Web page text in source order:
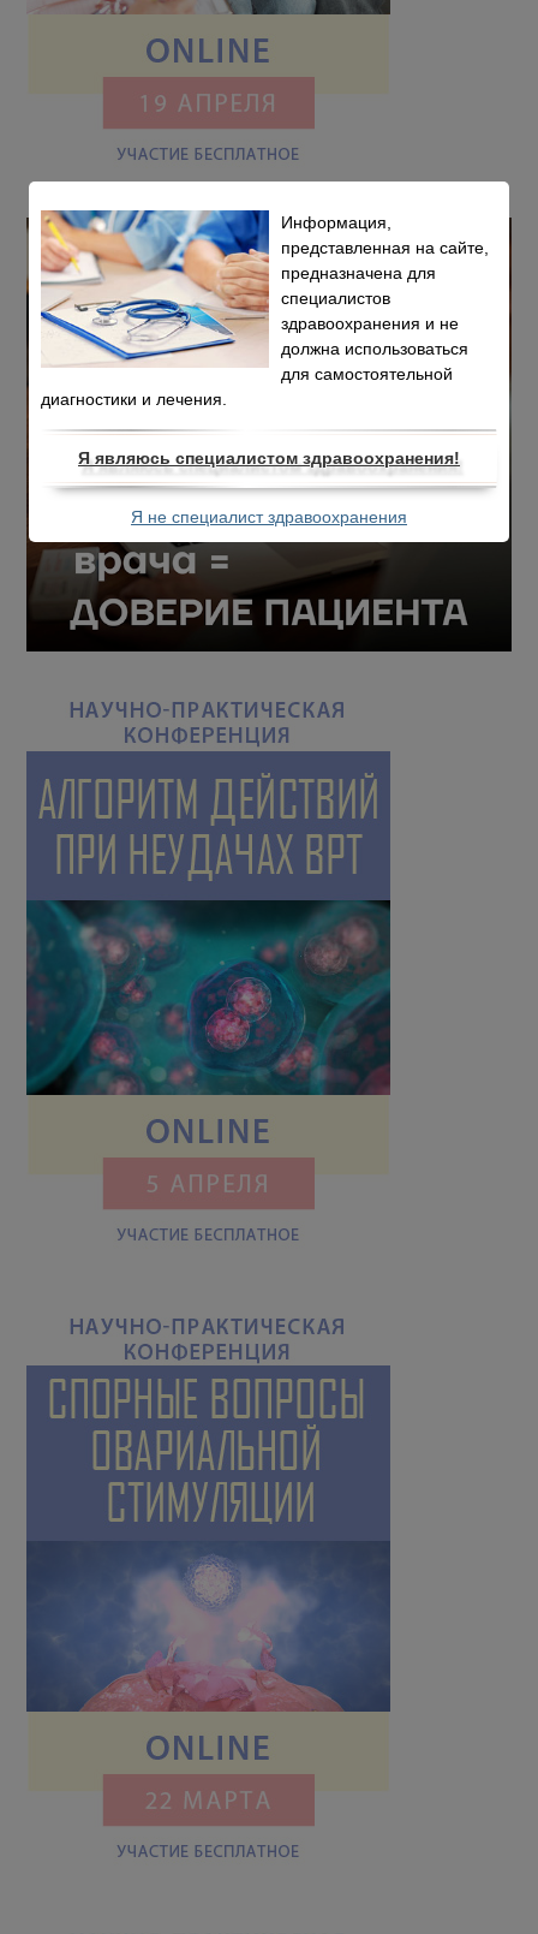
Информация,
представленная на сайте,
предназначена для
специалистов
здравоохранения и не
должна использоваться
для самостоятельной
диагностики и лечения.
Я являюсь специалистом здравоохранения!
Я не специалист здравоохранения